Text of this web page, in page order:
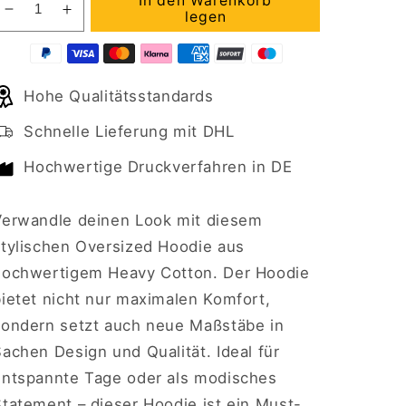
Verringere
die
Menge
Oversized
–
Kuscheliger
Komfort
auf
modernen
Stil
Erhöhe
die
Menge
Oversized
–
Kuscheliger
Komfort
auf
modernen
Stil
legen
Hohe Qualitätsstandards
Schnelle Lieferung mit DHL
Hochwertige Druckverfahren in DE
deinen Look mit diesem
Oversized Hoodie aus
Heavy Cotton. Der Hoodie
nicht nur maximalen Komfort,
setzt auch neue Maßstäbe in
Design und Qualität. Ideal für
Tage oder als modisches